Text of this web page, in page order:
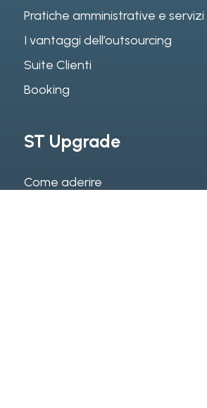
Pratiche amministrative e
I vantaggi dell’outsourcing
Suite Clienti
Booking
ST Upgrade
Come aderire